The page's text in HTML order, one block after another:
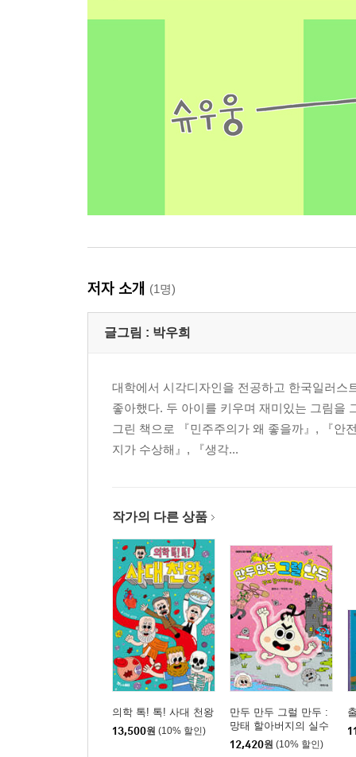
저자 소개 (1명)
글그림 : 박우희
대학에서 시각디자인을 전공하고 한국일러스
좋아했다. 두 아이를 키우며 재미있는 그림을
그린 책으로 『민주주의가 왜 좋을까』, 『안
지가 수상해』, 『생각...
작가의 다른 상품
의학 톡! 톡! 사대 천왕
13,500원 (10% 할인)
만두 만두 그럴 만두 :
망태 할아버지의 실수
12,420원 (10% 할인)